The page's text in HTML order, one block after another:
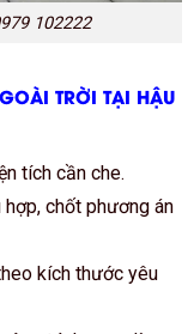
102222
TRỜI TẠI HẬU
tích cần che.
chốt phương án
kích thước yêu